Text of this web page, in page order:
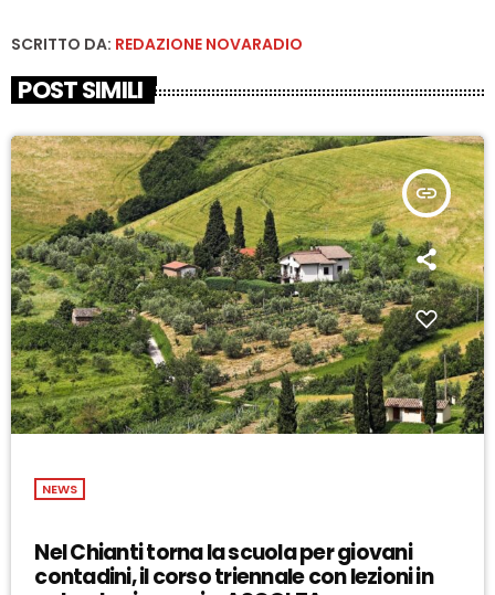
SCRITTO DA: REDAZIONE NOVARADIO
POST SIMILI
insert_link
NEWS
Nel Chianti torna la scuola per giovani
contadini, il corso triennale con lezioni in